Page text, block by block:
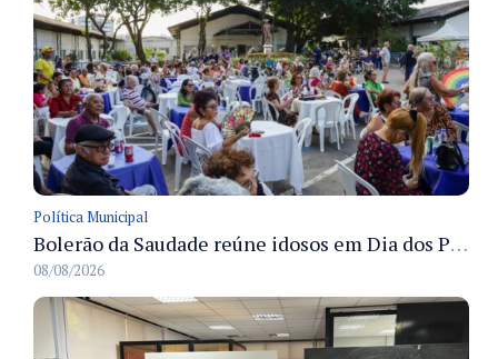
Política Municipal
Bolerão da Saudade reúne idosos em Dia dos Pais promovido pela Fundação Dr. Thomas em Manaus
08/08/2026